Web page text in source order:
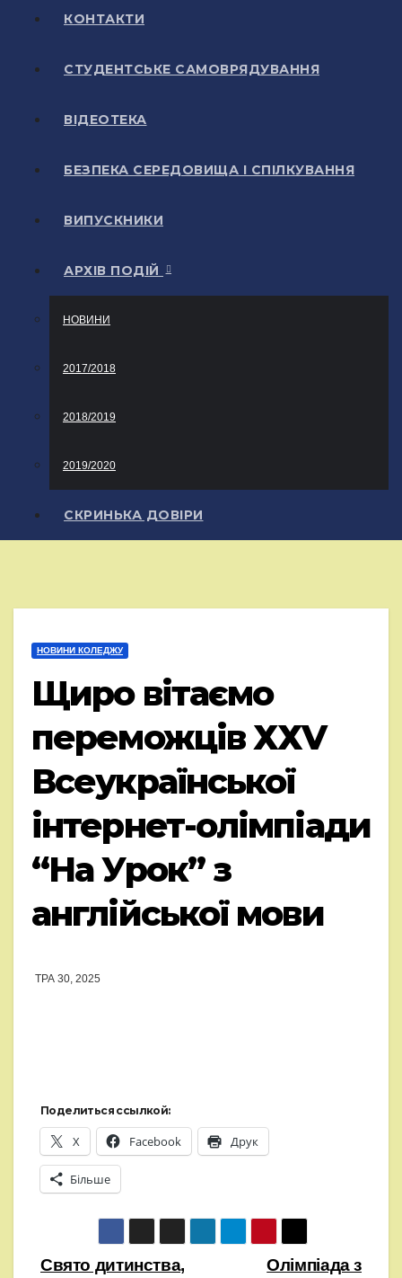
КОНТАКТИ
СТУДЕНТСЬКЕ САМОВРЯДУВАННЯ
ВІДЕОТЕКА
БЕЗПЕКА СЕРЕДОВИЩА І СПІЛКУВАННЯ
ВИПУСКНИКИ
АРХІВ ПОДІЙ
НОВИНИ
2017/2018
2018/2019
2019/2020
СКРИНЬКА ДОВІРИ
НОВИНИ КОЛЕДЖУ
Щиро вітаємо
переможців ХХV
Всеукраїнської
інтернет-олімпіади
“На Урок” з
англійської мови
ТРА 30, 2025
Поделиться ссылкой:
X Facebook Друк
Більше
Олімпіада з
Свято дитинства,